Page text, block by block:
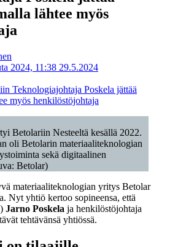
lähtee myös
2024, 11:38 29.5.2024
Teknologiajohtaja Poskela jättää
myös henkilöstöjohtaja
Betolariin Nesteeltä kesällä 2022.
oli Betolarin materiaaliteknologian
sekä digitaalinen
Betolar)
materiaaliteknologian yritys Betolar
Nyt yhtiö kertoo sopineensa, että
Jarno Poskela ja henkilöstöjohtaja
tehtävänsä yhtiössä.